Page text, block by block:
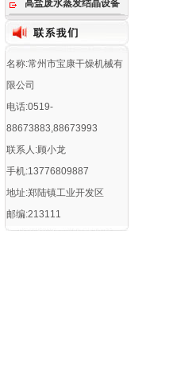
高盐废水蒸发结晶设备
名称:常州市宝康干燥机械有
限公司
电话:0519-
88673883,88673993
联系人:顾小龙
手机:13776809887
地址:郑陆镇工业开发区
邮编:213111